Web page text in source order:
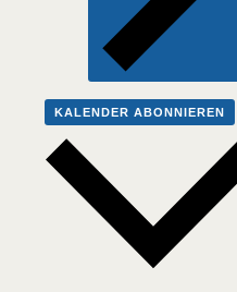
KALENDER ABONNIEREN